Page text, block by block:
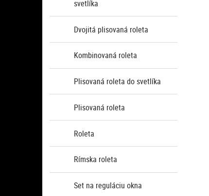
svetlíka
Dvojitá plisovaná roleta
Kombinovaná roleta
Plisovaná roleta do svetlíka
Plisovaná roleta
Roleta
Rímska roleta
Set na reguláciu okna